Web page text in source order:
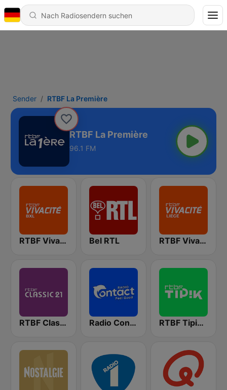
Sender RTBF La Première
RTBF La Première
96.1 FM
RTBF VivaCité Bruxelles Bel RTL RTBF VivaCité Liège
RTBF Classic 21 Radio Contact RTBF Tipik FM